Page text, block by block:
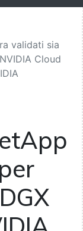
validati sia
Cloud